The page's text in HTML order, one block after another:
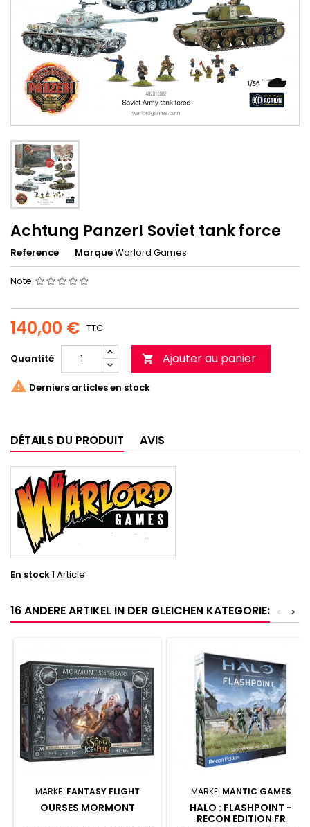
Achtung Panzer! Soviet tank force
Reference MarqueWarlord Games
Note
140,00 € TTC
Quantité  Ajouter au panier
 Derniers articles en stock
DÉTAILS DU PRODUIT AVIS
En stock1 Article
16 ANDERE ARTIKEL IN DER GLEICHEN KATEGORIE: >
<
MARKE: FANTASY FLIGHT
OURSES MORMONT
MARKE: MANTIC GAMES
HALO : FLASHPOINT -
RECON EDITION FR